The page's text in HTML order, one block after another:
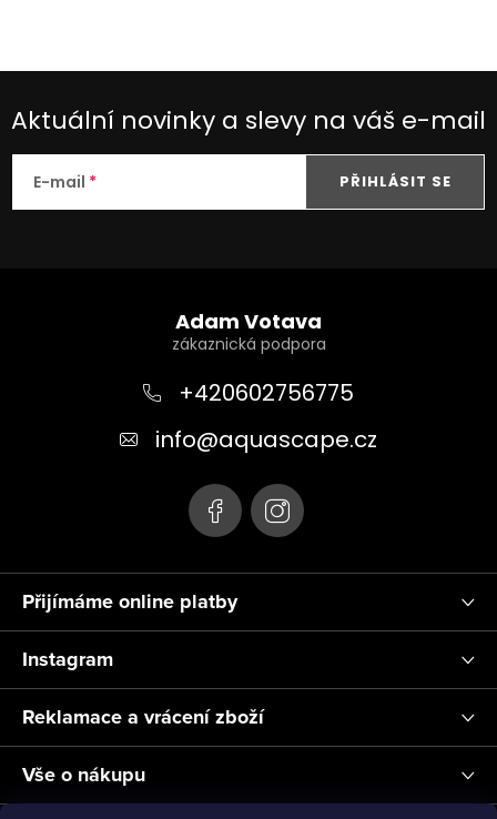
Aktuální novinky a slevy na váš e-mail
E-mail PŘIHLÁSIT SE
Přijímáme online platby
Adam Votava
+420602756775
info@aquascape.cz
Instagram
Reklamace a vrácení zboží
Vše o nákupu